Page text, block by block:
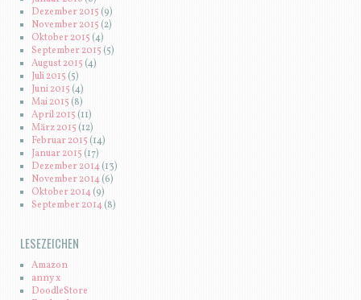
Dezember 2015 (9)
November 2015 (2)
Oktober 2015 (4)
September 2015 (5)
August 2015 (4)
Juli 2015 (5)
Juni 2015 (4)
Mai 2015(8)
April 2015 (11)
März 2015 (12)
Februar 2015 (14)
Januar 2015 (17)
Dezember 2014(13)
November 2014(6)
Oktober 2014(9)
September 2014(8)
LESEZEICHEN
Amazon
anny x
DoodleStore